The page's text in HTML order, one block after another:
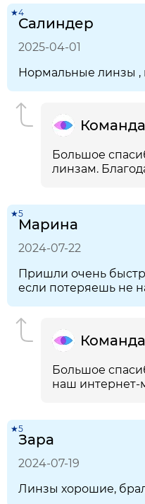
★4
Салиндер
2025-04-01
Нормальные линзы ,
Большое
линзам.
★5
Марина
2024-07-22
Пришли очень
если потеряешь не
Большое
наш интернет-
★5
Зара
2024-07-19
Линзы хорошие,